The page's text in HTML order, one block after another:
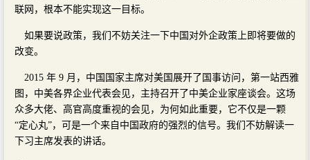
联网，根本不能实现这一目标。
如果要说政策，我们不妨关注一下中国对外企政策上即将要做的
改变。
2015 年 9 月，中国国家主席对美国展开了国事访问，第一站西雅
图，中美各界企业代表会见，主持召开了中美企业家座谈会。这场
众多大佬、高官高度重视的会见，为何如此重要，它不仅是一颗
“定心丸”，可是一个来自中国政府的强烈的信号。我们不妨解读一
下习主席发表的讲话。